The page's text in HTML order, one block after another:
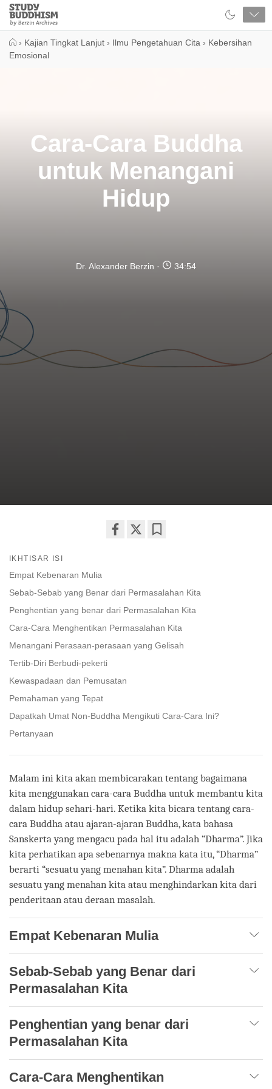
Close
Study
Buddhism
› Kajian Tingkat Lanjut › Ilmu Pengetahuan Cita › Kebersihan
Emosional
Cara-Cara Buddha
untuk Menangani
Hidup
Dr. Alexander Berzin 34:54
IKHTISAR ISI
Empat Kebenaran Mulia
Sebab-Sebab yang Benar dari Permasalahan Kita
Penghentian yang benar dari Permasalahan Kita
Cara-Cara Menghentikan Permasalahan Kita
Menangani Perasaan-perasaan yang Gelisah
Tertib-Diri Berbudi-pekerti
Kewaspadaan dan Pemusatan
Pemahaman yang Tepat
Dapatkah Umat Non-Buddha Mengikuti Cara-Cara Ini?
Pertanyaan
Malam ini kita akan membicarakan tentang bagaimana
kita menggunakan cara-cara Buddha untuk membantu kita
dalam hidup sehari-hari. Ketika kita bicara tentang cara-
cara Buddha atau ajaran-ajaran Buddha, kata bahasa
Sanskerta yang mengacu pada hal itu adalah “Dharma”. Jika
kita perhatikan apa sebenarnya makna kata itu, “Dharma”
berarti “sesuatu yang menahan kita”. Dharma adalah
sesuatu yang menahan kita atau menghindarkan kita dari
penderitaan atau deraan masalah.
Empat Kebenaran Mulia
Sebab-Sebab yang Benar dari
Permasalahan Kita
Penghentian yang benar dari
Permasalahan Kita
Cara-Cara Menghentikan